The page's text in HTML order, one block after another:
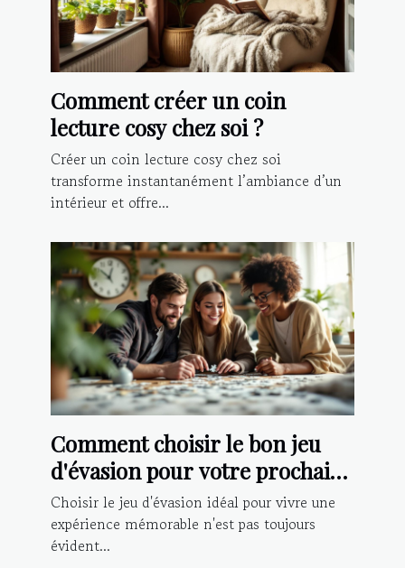
Comment créer un coin
lecture cosy chez soi ?
Créer un coin lecture cosy chez soi
transforme instantanément l’ambiance d’un
intérieur et offre...
Comment choisir le bon jeu
d'évasion pour votre prochaine
aventure ?
Choisir le jeu d'évasion idéal pour vivre une
expérience mémorable n'est pas toujours
évident...